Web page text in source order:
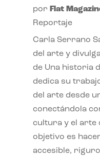
por Flat
Reportaje
Carla Serrano
del arte y
de Una historia
dedica su
del arte desde
conectándola
cultura y el arte
objetivo es
accesible,